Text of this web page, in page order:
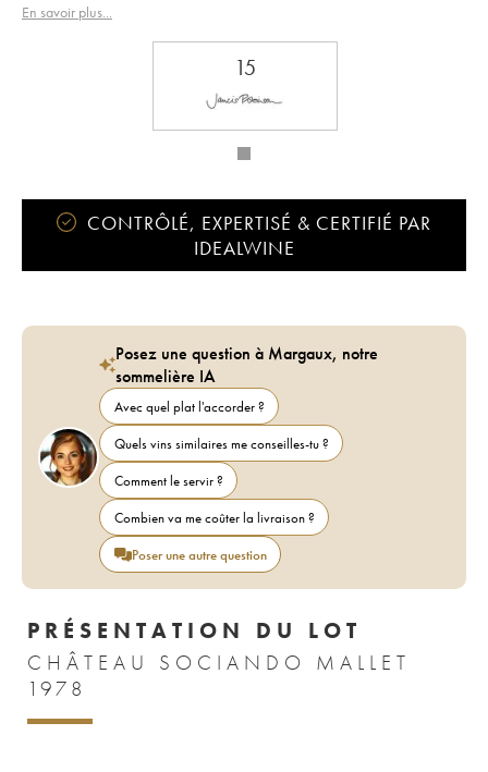
TVA récupérable :
En savoir plus...
15
CONTRÔLÉ, EXPERTISÉ & CERTIFIÉ PAR
IDEALWINE
Posez une question à Margaux, notre
sommelière IA
Avec quel plat l'accorder ?
Quels vins similaires me conseilles-tu ?
Comment le servir ?
Combien va me coûter la livraison ?
Poser une autre question
PRÉSENTATION DU LOT
CHÂTEAU SOCIANDO MALLET
1978